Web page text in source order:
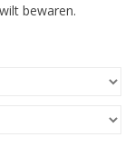
bewaren.